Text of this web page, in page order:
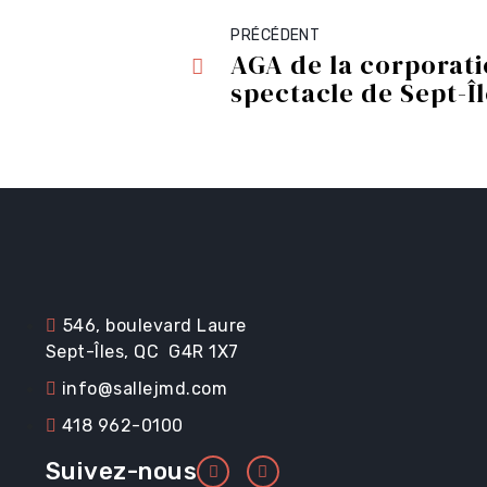
PRÉCÉDENT
AGA de la
spectacle de Sept-
546, boulevard Laure
Sept-Îles, QC G4R 1X7
info@sallejmd.com
418 962-0100
Suivez-nous
Renseignements
Promotions
Location et services